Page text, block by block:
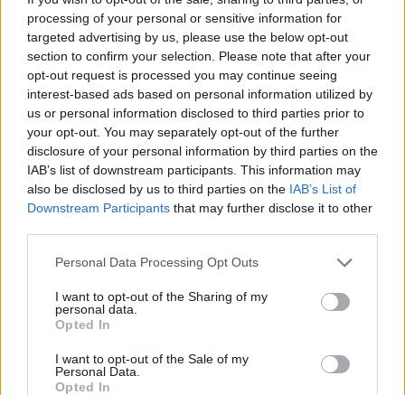
processing of your personal or sensitive information for
targeted advertising by us, please use the below opt-out
section to confirm your selection. Please note that after your
opt-out request is processed you may continue seeing
interest-based ads based on personal information utilized by
us or personal information disclosed to third parties prior to
your opt-out. You may separately opt-out of the further
disclosure of your personal information by third parties on the
IAB’s list of downstream participants. This information may
also be disclosed by us to third parties on the IAB’s List of
Downstream Participants that may further disclose it to other
Please note that this website/app uses one or more Google
not limited to your visit or usage behaviour. You may click to
grant or deny consent to Google and its third-party tags to
use your data for below specified purposes in below Google
consent section.
Personal Data Processing Opt Outs
I want to opt-out of the Sharing of my
personal data.
Opted In
I want to opt-out of the Sale of my
Personal Data.
Opted In
Συνάντηση Απόστολου Τζιτζικώστα με την
Ούρσουλα φον ντερ Λάιεν
ΑΝΑΡΤΗΘΗΚΕ ΑΠΟ ΕΛΕΑΝΑ ΖΑΜΠΑΡΑ 7 ΙΟΥΛΊΟΥ 2023
Θέματα πολιτικής συνοχής, βέλτιστης αξιοποίησης των